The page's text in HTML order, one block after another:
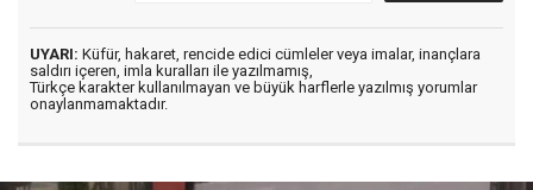
UYARI: Küfür, hakaret, rencide edici cümleler veya imalar, inançlara
saldırı içeren, imla kuralları ile yazılmamış,
Türkçe karakter kullanılmayan ve büyük harflerle yazılmış yorumlar
onaylanmamaktadır.